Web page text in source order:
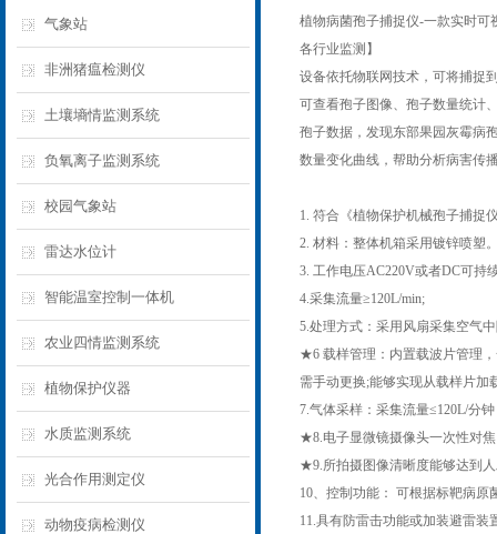
气象站
非洲猪瘟检测仪
土壤墒情监测系统
负氧离子监测系统
校园气象站
雷达水位计
智能温室控制一体机
农业四情监测系统
植物保护仪器
水质监测系统
光合作用测定仪
动物疫病检测仪
植物病菌孢子捕捉仪-一款实时可
各行业监测】
设备依托物联网技术，可将捕捉
可查看孢子图像、孢子数量统计
孢子数据，发现东部果园灰霉病
数量变化曲线，帮助分析病害传
1. 符合《植物保护机械孢子捕捉
2. 材料：整体机箱采用镀锌喷塑
3. 工作电压AC220V或者DC可持
4.采集流量≥120L/min;
5.处理方式：采用风扇采集空气
★6 载样管理：内置载波片管理
需手动更换;能够实现从载样片加
7.气体采样：采集流量≤120L/分
★8.电子显微镜摄像头一次性对
★9.所拍摄图像清晰度能够达到
10、控制功能： 可根据标靶病
11.具有防雷击功能或加装避雷装